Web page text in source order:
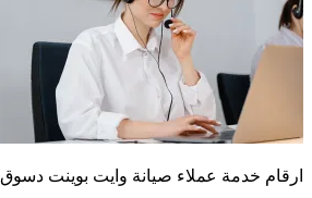
ارقام خدمة عملاء صيانة وايت بوينت دسوق